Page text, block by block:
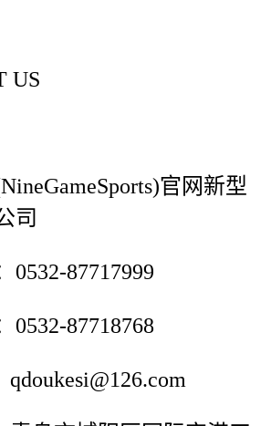
US
官网新型
司
0532-87717999
0532-87718768